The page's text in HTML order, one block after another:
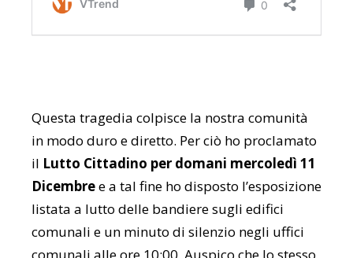
Questa tragedia colpisce la nostra comunità
in modo duro e diretto. Per ciò ho proclamato
il Lutto Cittadino per domani mercoledì 11
Dicembree a tal fine ho disposto l’esposizione
listata a lutto delle bandiere sugli edifici
comunali e un minuto di silenzio negli uffici
comunali alle ore 10:00. Auspico che lo stesso